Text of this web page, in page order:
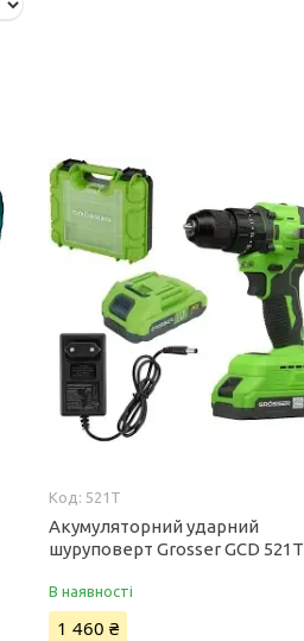
521Т
Акумуляторний ударний
шуруповерт Grosser GCD 521T
В наявності
1 460 ₴